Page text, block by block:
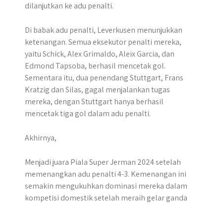
dilanjutkan ke adu penalti.
Di babak adu penalti, Leverkusen menunjukkan
ketenangan. Semua eksekutor penalti mereka,
yaitu Schick, Alex Grimaldo, Aleix Garcia, dan
Edmond Tapsoba, berhasil mencetak gol.
Sementara itu, dua penendang Stuttgart, Frans
Kratzig dan Silas, gagal menjalankan tugas
mereka, dengan Stuttgart hanya berhasil
mencetak tiga gol dalam adu penalti.
​Akhirnya,
Menjadi juara Piala Super Jerman 2024 setelah
memenangkan adu penalti 4-3.​ Kemenangan ini
semakin mengukuhkan dominasi mereka dalam
kompetisi domestik setelah meraih gelar ganda